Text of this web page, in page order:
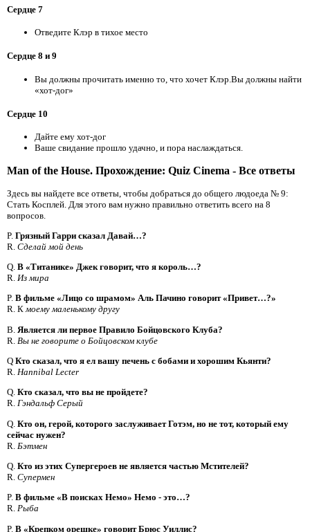
Сердце 7
Отведите Клэр в тихое место
Сердце 8 и 9
Вы должны прочитать именно то, что хочет Клэр.Вы должны найти
«хот-дог»
Сердце 10
Дайте ему хот-дог
Ваше свидание прошло удачно, и пора наслаждаться.
Man of the House. Прохождение: Quiz Cinema - Все ответы
Здесь вы найдете все ответы, чтобы добраться до общего людоеда № 9:
Стать Косплей. Для этого вам нужно правильно ответить всего на 8
вопросов.
P. Грязный Гарри сказал Давай…?
R. Сделай мой день
Q. В «Титанике» Джек говорит, что я король…?
R. Из мира
P. В фильме «Лицо со шрамом» Аль Пачино говорит «Привет…?»
R. Кмоему маленькому другу
В. Является ли первое Правило Бойцовского Клуба?
R. Вы не говорите о Бойцовском клубе
Q Кто сказал, что я ел вашу печень с бобами и хорошим Кьянти?
R. Hannibal Lecter
Q. Кто сказал, что вы не пройдете?
R. Гэндальф Серый
Q. Кто он, герой, которого заслуживает Готэм, но не тот, который ему
сейчас нужен?
R. Бэтмен
Q. Кто из этих Супергероев не является частью Мстителей?
R. Супермен
P. В фильме «В поисках Немо» Немо - это…?
R. Рыба
P. В «Крепком орешке» говорит Брюс Уиллис?